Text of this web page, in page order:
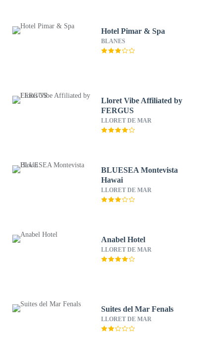
Hotel Pimar & Spa
BLANES
Lloret Vibe Affiliated by
FERGUS
LLORET DE MAR
BLUESEA Montevista
Hawai
LLORET DE MAR
Anabel Hotel
LLORET DE MAR
Suites del Mar Fenals
LLORET DE MAR